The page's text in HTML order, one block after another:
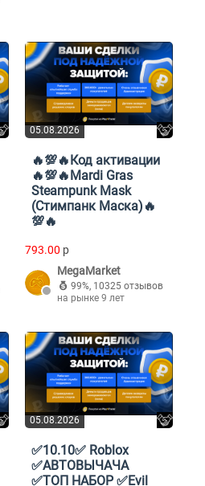
05.08.2026
🔥💯🔥Код активации
🔥💯🔥Mardi Gras
Steampunk Mask
(Стимпанк Маска)🔥
💯🔥
793.00 p
MegaMarket
99%, 10325 отзывов
на рынке 9 лет
05.08.2026
✅10.10✅ Roblox
✅АВТОВЫЧАЧА
✅ТОП НАБОР ✅Evil